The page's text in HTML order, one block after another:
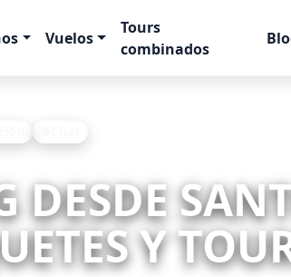
Vuelos
Tours
combinados
DESDE
Y